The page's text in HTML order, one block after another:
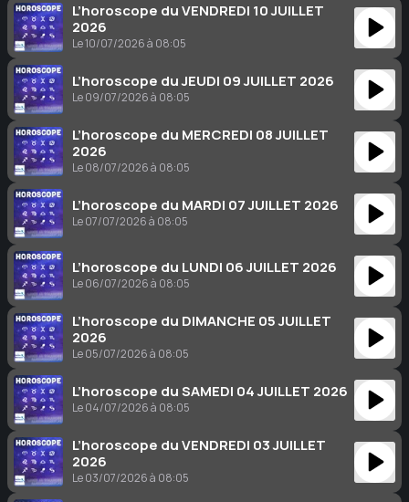
L’horoscope du VENDREDI 10 JUILLET
2026
Le 10/07/2026 à 08:05
L’horoscope du JEUDI 09 JUILLET 2026
Le 09/07/2026 à 08:05
L’horoscope du MERCREDI 08 JUILLET
2026
Le 08/07/2026 à 08:05
L’horoscope du MARDI 07 JUILLET 2026
Le 07/07/2026 à 08:05
L’horoscope du LUNDI 06 JUILLET 2026
Le 06/07/2026 à 08:05
L’horoscope du DIMANCHE 05 JUILLET
2026
Le 05/07/2026 à 08:05
L’horoscope du SAMEDI 04 JUILLET 2026
Le 04/07/2026 à 08:05
L’horoscope du VENDREDI 03 JUILLET
2026
Le 03/07/2026 à 08:05